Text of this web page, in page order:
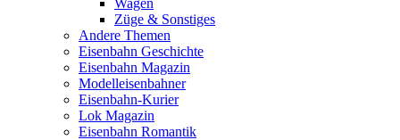
Wagen
Züge & Sonstiges
Andere Themen
Eisenbahn Geschichte
Eisenbahn Magazin
Modelleisenbahner
Eisenbahn-Kurier
Lok Magazin
Eisenbahn Romantik